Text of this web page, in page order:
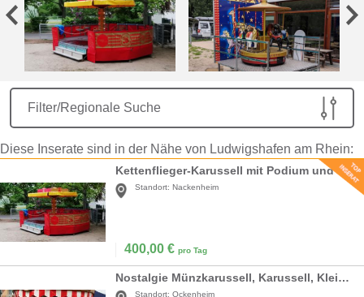
Filter/Regionale Suche
Diese Inserate sind in der Nähe von Ludwigshafen am Rhein:
Kettenflieger-Karussell mit Podium und Beleuchtung
Standort: Nackenheim
400,00 € pro Tag
Nostalgie Münzkarussell, Karussell, Kleinkarussell mieten
Standort: Ockenheim